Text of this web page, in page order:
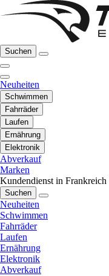
Suchen
Neuheiten
Schwimmen
Fahrräder
Laufen
Ernährung
Elektronik
Abverkauf
Marken
Kundendienst in Frankreich
Suchen
Neuheiten
Schwimmen
Fahrräder
Laufen
Ernährung
Elektronik
Abverkauf